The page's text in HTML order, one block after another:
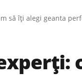
să îți alegi geanta